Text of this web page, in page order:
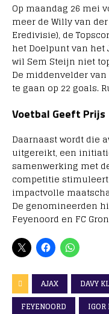
Op maandag 26 mei
meer de Willy van
Eredivisie), de
het Doelpunt van het
wil Sem Steijn niet
De middenvelder
te gaan op 22 goals.
Voetbal Geeft Prijs
Daarnaast wordt die
uitgereikt, een
samenwerking met
competitie
impactvolle
De genomineerden
Feyenoord en FC
AJAX DAVY
FEYENOORD
IGOR